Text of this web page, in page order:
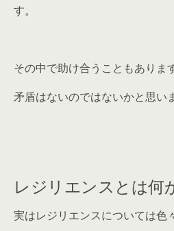
す。
その中で助け合うこともありま
矛盾はないのではないかと思い
レジリエンスとは何
実はレジリエンスについては色